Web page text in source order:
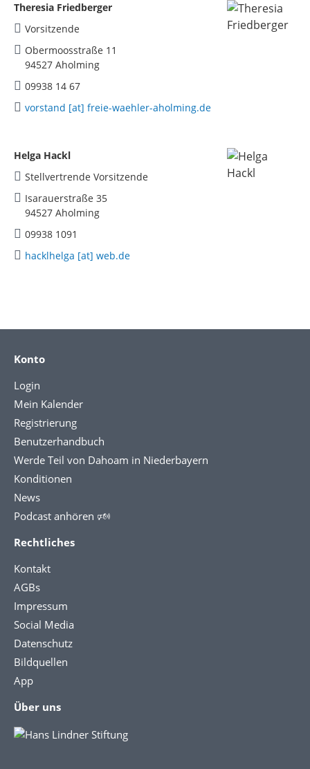
Theresia Friedberger
Vorsitzende
Obermoosstraße 11
94527 Aholming
09938 14 67
vorstand [at] freie-waehler-aholming.de
Helga Hackl
Stellvertrende Vorsitzende
Isarauerstraße 35
94527 Aholming
09938 1091
hacklhelga [at] web.de
Konto
Login
Mein Kalender
Registrierung
Benutzerhandbuch
Werde Teil von Dahoam in Niederbayern
Konditionen
News
Podcast anhören 🕬
Rechtliches
Kontakt
AGBs
Impressum
Social Media
Datenschutz
Bildquellen
App
Über uns